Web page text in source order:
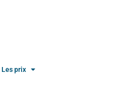
Les prix